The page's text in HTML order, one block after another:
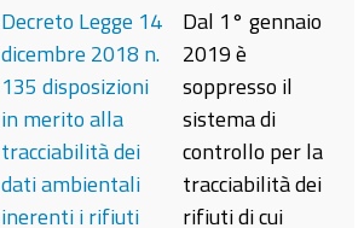
Decreto Legge 14
dicembre 2018 n.
135 disposizioni
in merito alla
tracciabilità dei
dati ambientali
inerenti i rifiuti
Dal 1° gennaio
2019 è
soppresso il
sistema di
controllo per la
tracciabilità dei
rifiuti di cui